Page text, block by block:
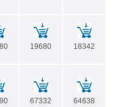
19680 18342
67332 64638